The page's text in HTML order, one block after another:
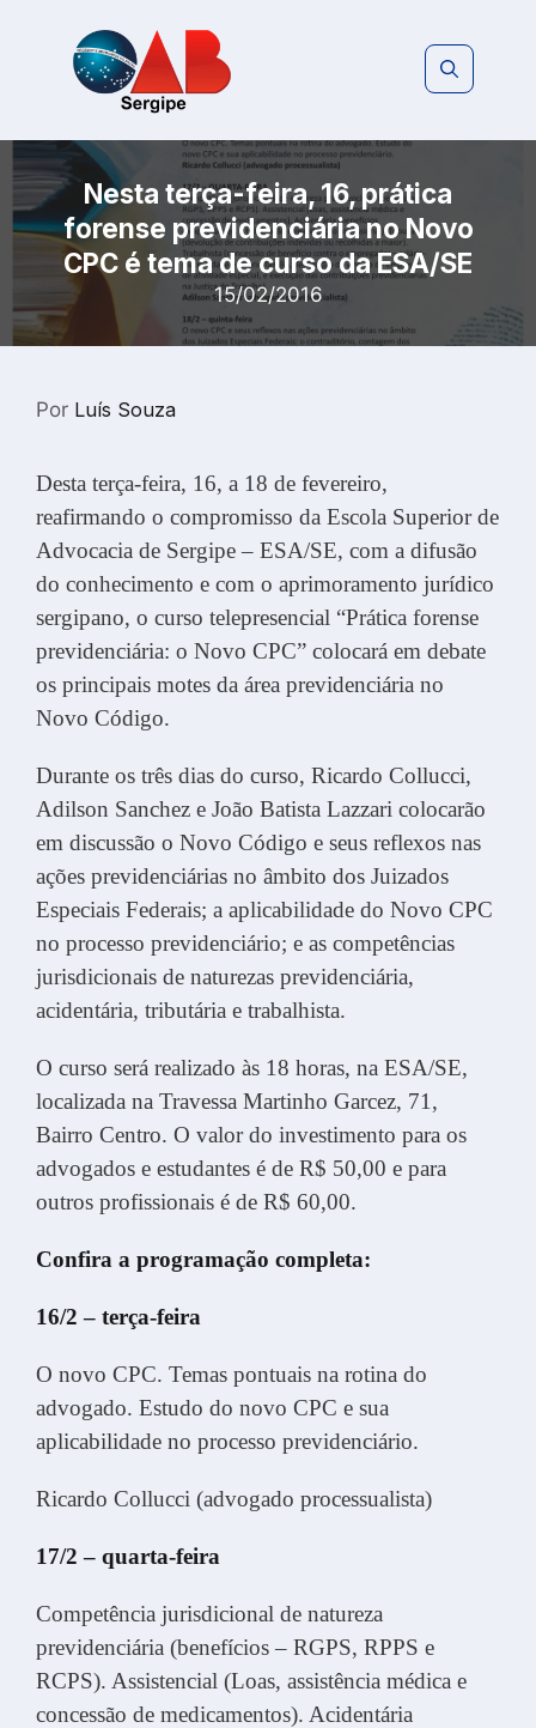
Nesta terça-feira, 16, prática
forense previdenciária no Novo
CPC é tema de curso da ESA/SE
15/02/2016
Por Luís Souza
Desta terça-feira, 16, a 18 de fevereiro,
reafirmando o compromisso da Escola Superior de
Advocacia de Sergipe – ESA/SE, com a difusão
do conhecimento e com o aprimoramento jurídico
sergipano, o curso telepresencial “Prática forense
previdenciária: o Novo CPC” colocará em debate
os principais motes da área previdenciária no
Novo Código.
Durante os três dias do curso, Ricardo Collucci,
Adilson Sanchez e João Batista Lazzari colocarão
em discussão o Novo Código e seus reflexos nas
ações previdenciárias no âmbito dos Juizados
Especiais Federais; a aplicabilidade do Novo CPC
no processo previdenciário; e as competências
jurisdicionais de naturezas previdenciária,
acidentária, tributária e trabalhista.
O curso será realizado às 18 horas, na ESA/SE,
localizada na Travessa Martinho Garcez, 71,
Bairro Centro. O valor do investimento para os
advogados e estudantes é de R$ 50,00 e para
outros profissionais é de R$ 60,00.
Confira a programação completa:
16/2 – terça-feira
O novo CPC. Temas pontuais na rotina do
advogado. Estudo do novo CPC e sua
aplicabilidade no processo previdenciário.
Ricardo Collucci (advogado processualista)
17/2 – quarta-feira
Competência jurisdicional de natureza
previdenciária (benefícios – RGPS, RPPS e
RCPS). Assistencial (Loas, assistência médica e
concessão de medicamentos). Acidentária